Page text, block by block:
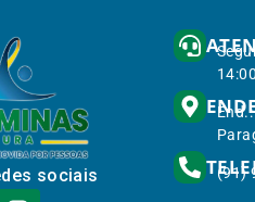
sociais (91)